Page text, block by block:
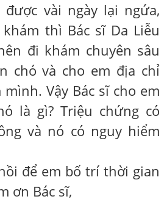
vài ngày lại ngứa,
thì Bác sĩ Da Liễu
đi khám chuyên sâu
chó và cho em địa chỉ
Vậy Bác sĩ cho em
là gì? Triệu chứng có
và nó có nguy hiểm
để em bố trí thời gian
ơn Bác sĩ,